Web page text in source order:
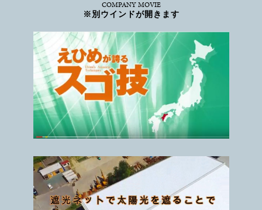
COMPANY MOVIE
※別ウインドが開きます